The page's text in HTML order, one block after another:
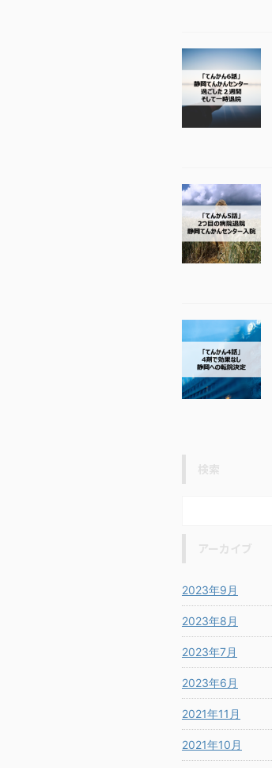
検索
アーカイブ
2023年9月
2023年8月
2023年7月
2023年6月
2021年11月
2021年10月